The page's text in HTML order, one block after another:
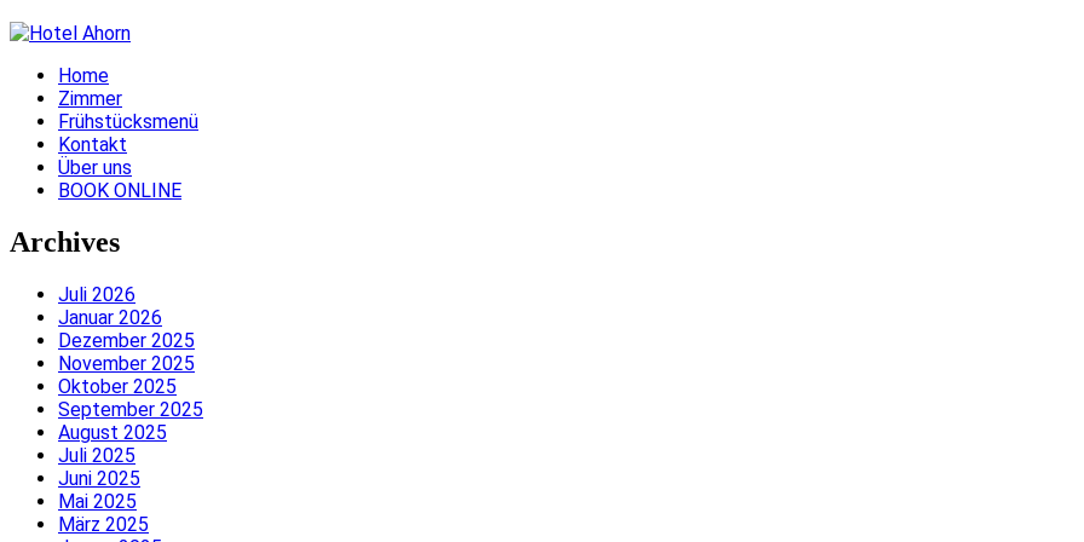
Home
Zimmer
Frühstücksmenü
Kontakt
Über uns
BOOK ONLINE
Archives
Juli 2026
Januar 2026
Dezember 2025
November 2025
Oktober 2025
September 2025
August 2025
Juli 2025
Juni 2025
Mai 2025
März 2025